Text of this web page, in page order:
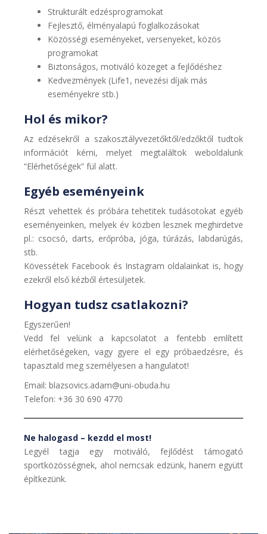
Strukturált edzésprogramokat
Fejlesztő, élményalapú foglalkozásokat
Közösségi eseményeket, versenyeket, közös
programokat
Biztonságos, motiváló közeget a fejlődéshez
Kedvezmények (Life1, nevezési díjak más
eseményekre stb.)
Hol és mikor?
Az edzésekről a szakosztályvezetőktől/edzőktől tudtok
információt kérni, melyet megtaláltok weboldalunk
“Elérhetőségek” fül alatt.
Egyéb eseményeink
Részt vehettek és próbára tehetitek tudásotokat egyéb
eseményeinken, melyek év közben lesznek meghirdetve
pl.: csocsó, darts, erőpróba, jóga, túrázás, labdarúgás,
stb.
Kövessétek Facebook és Instagram oldalainkat is, hogy
ezekről első kézből értesüljetek.
Hogyan tudsz csatlakozni?
Egyszerűen!
Vedd fel velünk a kapcsolatot a fentebb említett
elérhetőségeken, vagy gyere el egy próbaedzésre, és
tapasztald meg személyesen a hangulatot!
Email: blazsovics.adam@uni-obuda.hu
Telefon: +36 30 690 4770
Ne halogasd – kezdd el most!
Legyél tagja egy motiváló, fejlődést támogató
sportközösségnek, ahol nemcsak edzünk, hanem együtt
építkezünk.